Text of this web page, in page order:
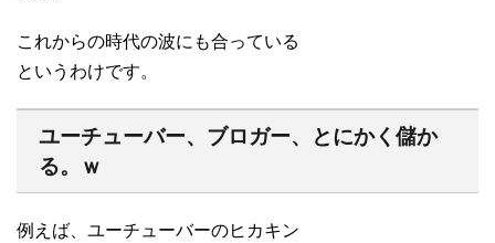
これからの時代の波にも合っている
というわけです。
ユーチューバー、ブロガー、とにかく儲か
る。ｗ
例えば、ユーチューバーのヒカキン